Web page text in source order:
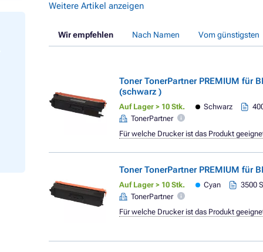
Weitere Artikel anzeigen
Wir empfehlen Nach Namen Vom günstigsten
Toner TonerPartner PREMIUM für
(schwarz )
Auf Lager > 10 Stk. Schwarz
TonerPartner
Für welche Drucker ist das Produkt
Toner TonerPartner PREMIUM für
Auf Lager > 10 Stk. Cyan 3500
TonerPartner
Für welche Drucker ist das Produkt